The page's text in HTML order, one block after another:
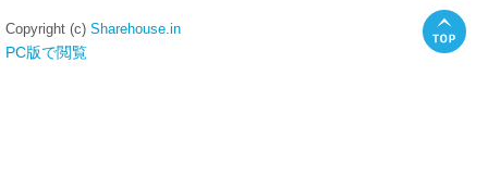
Copyright (c) Sharehouse.in
PC版で閲覧